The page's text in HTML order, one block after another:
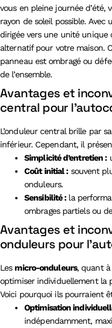
vous en pleine journée d’été,
rayon de soleil possible. Avec
dirigée vers une unité
alternatif pour votre maison.
panneau est ombragé ou
de l’ensemble.
Avantages et
central pour
L’onduleur central brille par
inférieur. Cependant, il
Simplicité d’entretien :
Coût initial :souvent
onduleurs.
Sensibilité :la
ombrages partiels ou
Avantages et
onduleurs pour
Lesmicro-onduleurs, quant à
optimiser individuellement la
Voici pourquoi ils pourraient
Optimisation
indépendamment,